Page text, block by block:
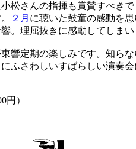
松さんの指揮も賞賛すべきで
２月 に聴いた鼓童の感動を
。理屈抜きに感動してしまい
響定期の楽しみです。知ら
ふさわしいすばらしい演奏
円）